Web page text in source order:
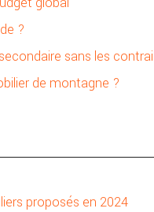
?
sans les
de montagne ?
proposés en 2024